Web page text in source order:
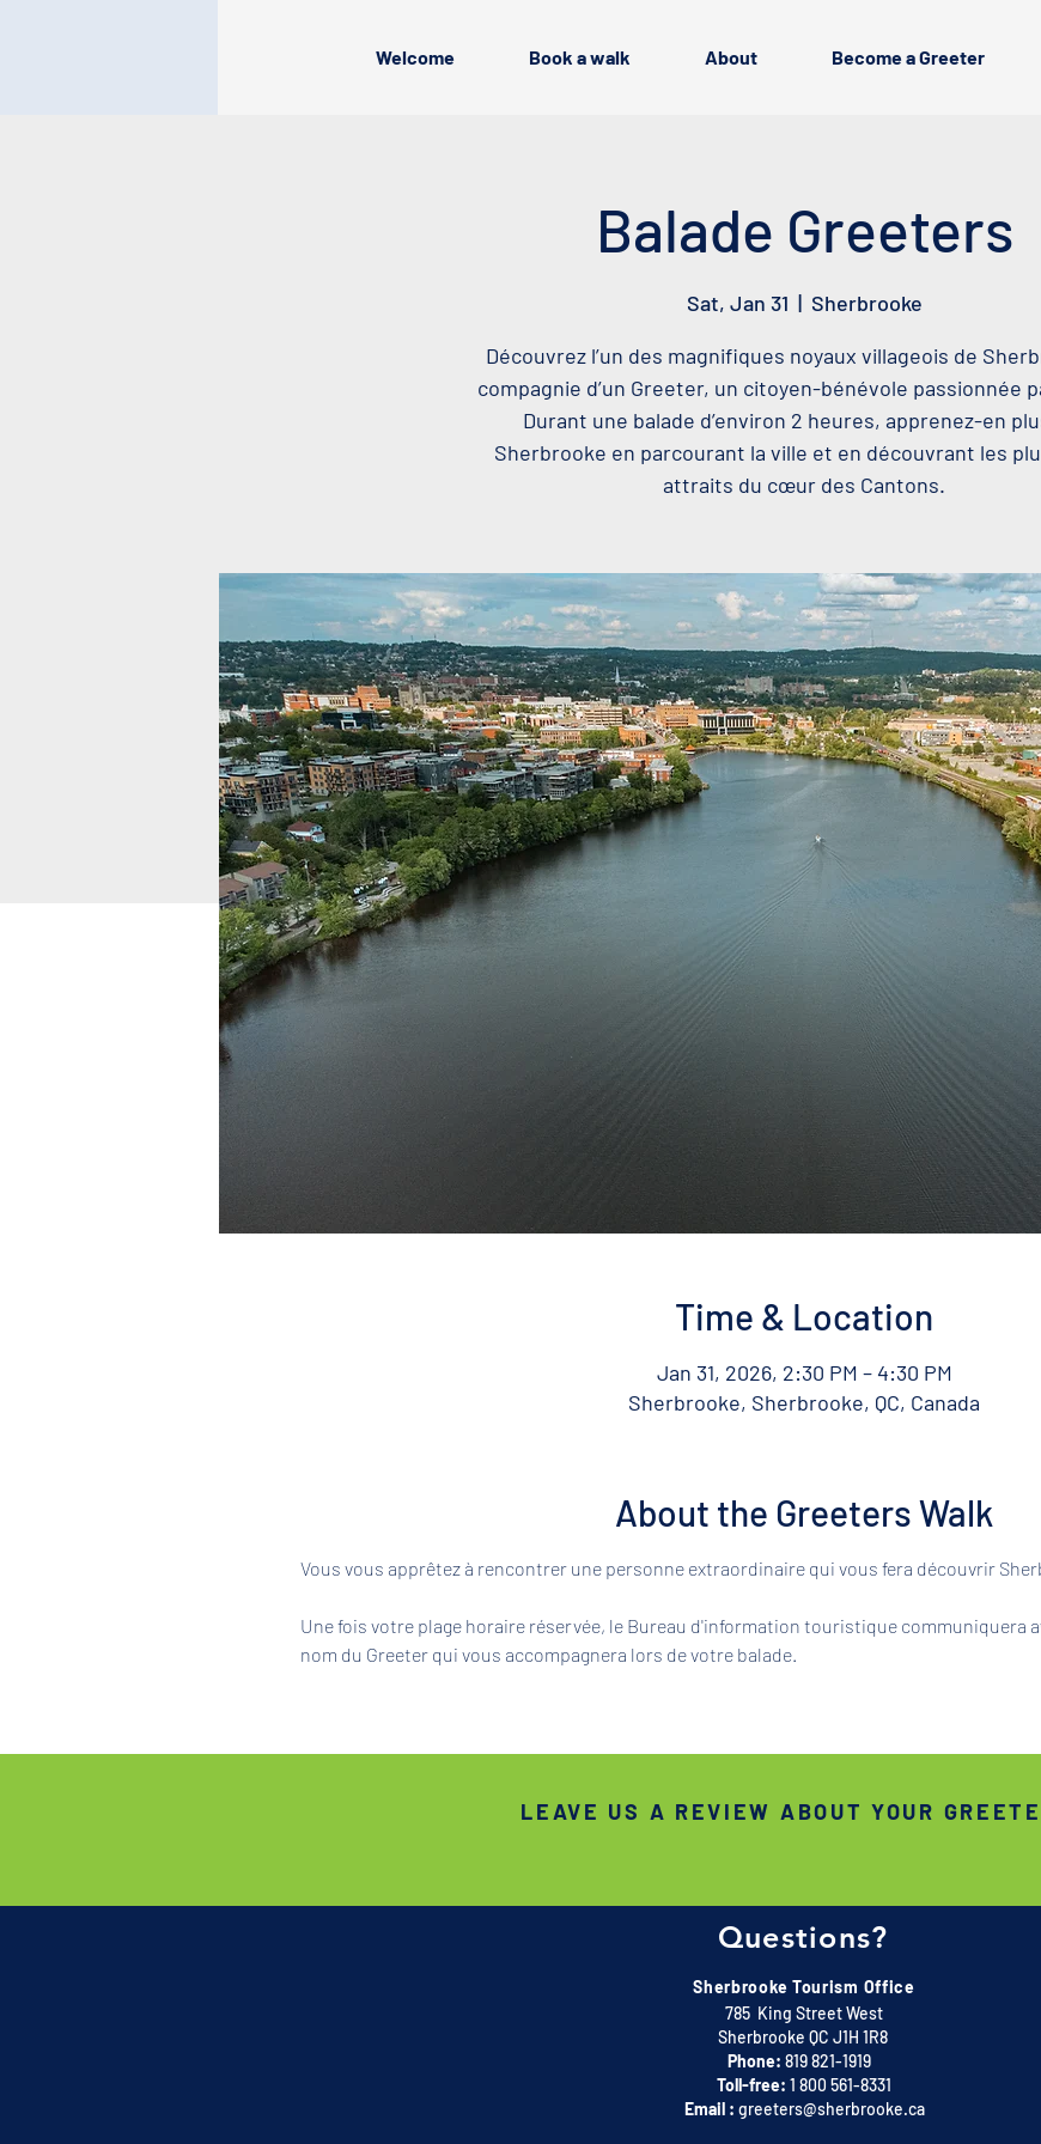
Welcome Book a walk About Become a Greeter
Balade Greeters
Sat, Jan 31
  |
Sherbrooke
Découvrez l’un des magnifiques noyaux villageois de
compagnie d’un Greeter, un citoyen-bénévole passionnée
Durant une balade d’environ 2 heures, apprenez-en
Sherbrooke en parcourant la ville et en découvrant les
attraits du cœur des Cantons.
Time & Location
Jan 31, 2026, 2:30 PM – 4:30 PM
Sherbrooke, Sherbrooke, QC, Canada
About the Greeters Walk
Vous vous apprêtez à rencontrer une personne extraordinaire qui vous fera découvrir
Une fois votre plage horaire réservée, le Bureau d'information touristique communiquera
nom du Greeter qui vous accompagnera lors de votre balade.
Questions?
Sherbrooke Tourism Office
785 King Street West
Sherbrooke QC J1H 1R8
Phone: 819 821-1919
Toll-free: 1 800 561-8331
Email : greeters@sherbrooke.ca
LEAVE US A REVIEW ABOUT YOUR